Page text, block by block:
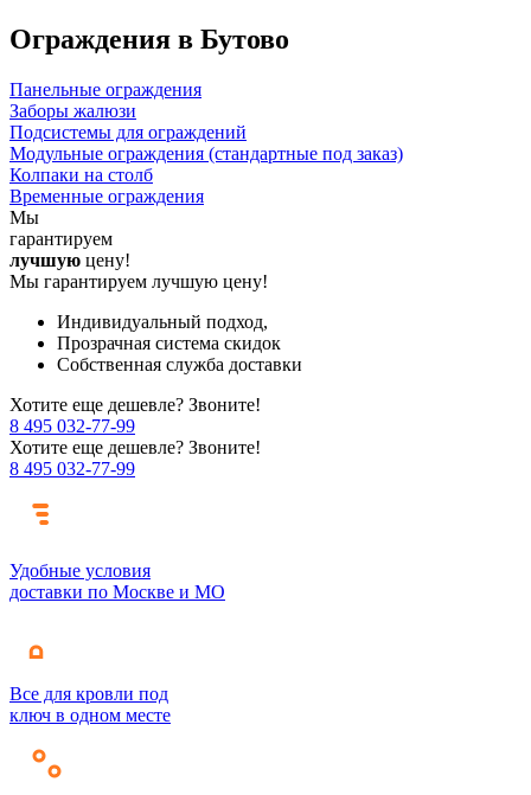
Ограждения в Бутово
Панельные ограждения
Заборы жалюзи
Подсистемы для ограждений
Модульные ограждения (стандартные под заказ)
Колпаки на столб
Временные ограждения
Мы
гарантируем
лучшую цену!
Мы гарантируем лучшую цену!
Индивидуальный подход,
Прозрачная система скидок
Собственная служба доставки
Хотите еще дешевле? Звоните!
8 495 032-77-99
Хотите еще дешевле? Звоните!
8 495 032-77-99
Удобные условия
доставки по Москве и МО
Все для кровли под
ключ в одном месте